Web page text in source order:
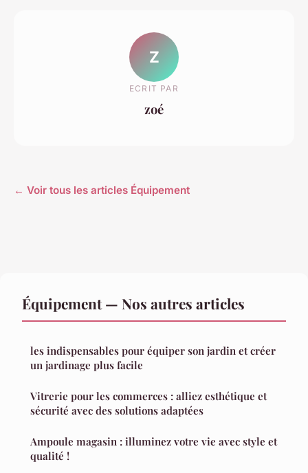
Z
ECRIT PAR
zoé
← Voir tous les articles Équipement
Équipement — Nos autres articles
les indispensables pour équiper son jardin et créer
un jardinage plus facile
Vitrerie pour les commerces : alliez esthétique et
sécurité avec des solutions adaptées
Ampoule magasin : illuminez votre vie avec style et
qualité !